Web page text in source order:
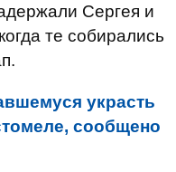
Сергея и
те собирались
украсть
сообщено